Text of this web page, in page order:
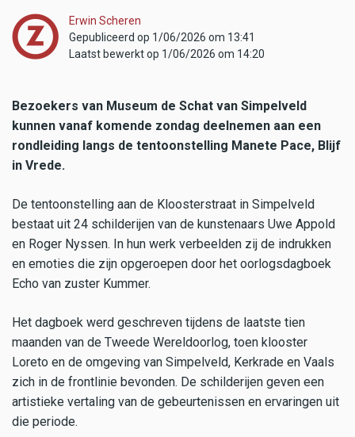
Erwin Scheren
Gepubliceerd op 1/06/2026 om 13:41
Laatst bewerkt op 1/06/2026 om 14:20
Bezoekers van Museum de Schat van Simpelveld
kunnen vanaf komende zondag deelnemen aan een
rondleiding langs de tentoonstelling Manete Pace, Blijf
in Vrede.
De tentoonstelling aan de Kloosterstraat in Simpelveld
bestaat uit 24 schilderijen van de kunstenaars Uwe Appold
en Roger Nyssen. In hun werk verbeelden zij de indrukken
en emoties die zijn opgeroepen door het oorlogsdagboek
Echo van zuster Kummer.
Het dagboek werd geschreven tijdens de laatste tien
maanden van de Tweede Wereldoorlog, toen klooster
Loreto en de omgeving van Simpelveld, Kerkrade en Vaals
zich in de frontlinie bevonden. De schilderijen geven een
artistieke vertaling van de gebeurtenissen en ervaringen uit
die periode.